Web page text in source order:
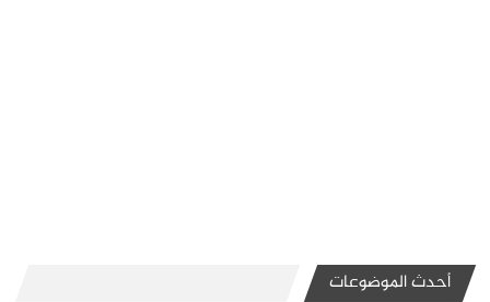
أحدث الموضوعات